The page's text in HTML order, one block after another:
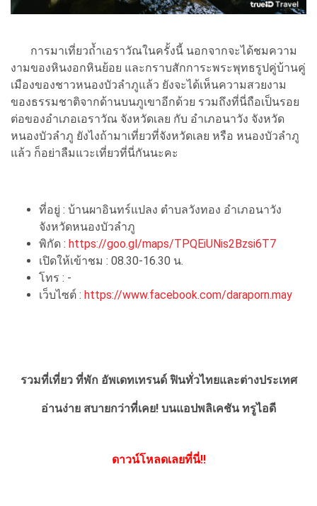
การมาเที่ยวถ้ำเอราวัณในครั้งนี้ นอกจากจะได้ชมความ
งามของหินงอกหินย้อย และกราบสักการะพระพุทธรูปคู่บ้านคู่
เมืองของชาวหนองบัวลำภูแล้ว ยังจะได้เห็นความสวยงาม
ของธรรมชาติจากด้านบนภูเขาอีกด้วย รวมถึงที่นี่ถือเป็นรอย
ต่อของอำเภอเอราวัณ จังหวัดเลย กับ อำเภอนาวัง จังหวัด
หนองบัวลำภู ยังไงถ้ามาเที่ยวที่จังหวัดเลย หรือ หนองบัวลำภู
แล้ว ก็อย่าลืมแวะเที่ยวที่นี่กันนะคะ
ที่อยู่ : บ้านผาอินทร์แปลง ตำบลวังทอง อำเภอนาวัง
จังหวัดหนองบัวลำภู
พิกัด : https://goo.gl/maps/TPQEiUNis2Bzsi6T7
เปิดให้เข้าชม : 08.30-16.30 น.
โทร : -
เว็บไซต์ : https://www.facebook.com/daraporn.may
รวมที่เที่ยว ที่พัก อัพเดทเทรนด์ ฟินทั่วไทยและต่างประเทศ
อ่านง่าย สบายกว่าที่เคย! บนแอปพลิเคชัน ทรูไอดี
ดาวน์โหลดเลยที่นี่!!